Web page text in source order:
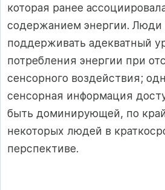
которая ранее
содержанием энергии. Люди
поддерживать адекватный
потребления энергии при
сенсорного воздействия;
сенсорная информация
быть доминирующей, по
некоторых людей в
перспективе.